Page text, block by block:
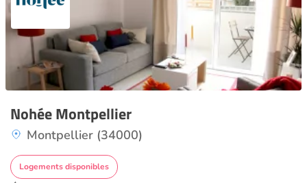
Nohée Montpellier
Montpellier (34000)
Logements disponibles